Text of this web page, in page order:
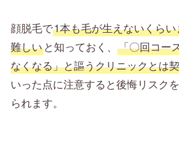
顔脱毛で1本も毛が生えないくら
難しいと知っておく、 「〇回コー
なくなる」と謳うクリニックとは
いった点に注意すると後悔リスク
られます。